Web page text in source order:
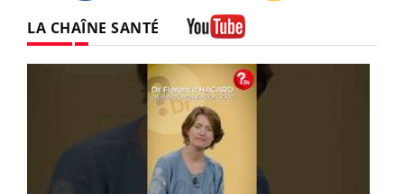
LA CHAÎNE SANTÉ